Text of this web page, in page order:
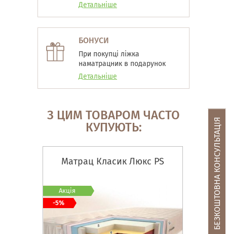
Детальніше
БОНУСИ
При покупці ліжка
наматрацник в подарунок
Детальніше
З ЦИМ ТОВАРОМ ЧАСТО
КУПУЮТЬ:
Матрац Класик Люкс PS
Акція
-5%
БЕЗКОШТОВНА КОНСУЛЬТАЦІЯ